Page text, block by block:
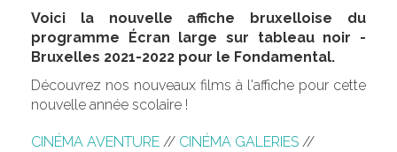
Voici la nouvelle affiche bruxelloise du
programme Écran large sur tableau noir -
Bruxelles 2021-2022 pour le Fondamental.
Découvrez nos nouveaux films à l'affiche pour cette
nouvelle année scolaire !
CINÉMA AVENTURE // CINÉMA GALERIES //